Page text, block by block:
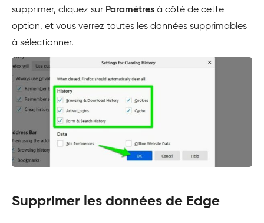
supprimer, cliquez sur Paramètres à côté de cette
option, et vous verrez toutes les données supprimables
à sélectionner.
Supprimer les données de Edge